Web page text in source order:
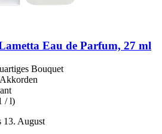
Eau de Parfum, 27 ml
Bouquet
/ l)
13. August